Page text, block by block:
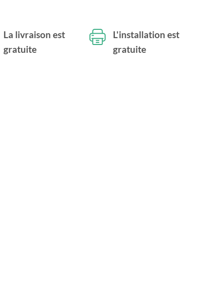
La livraison est
gratuite
L'installation est
gratuite